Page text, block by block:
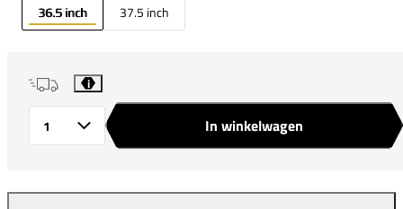
36.5 inch 37.5 inch
i
In winkelwagen